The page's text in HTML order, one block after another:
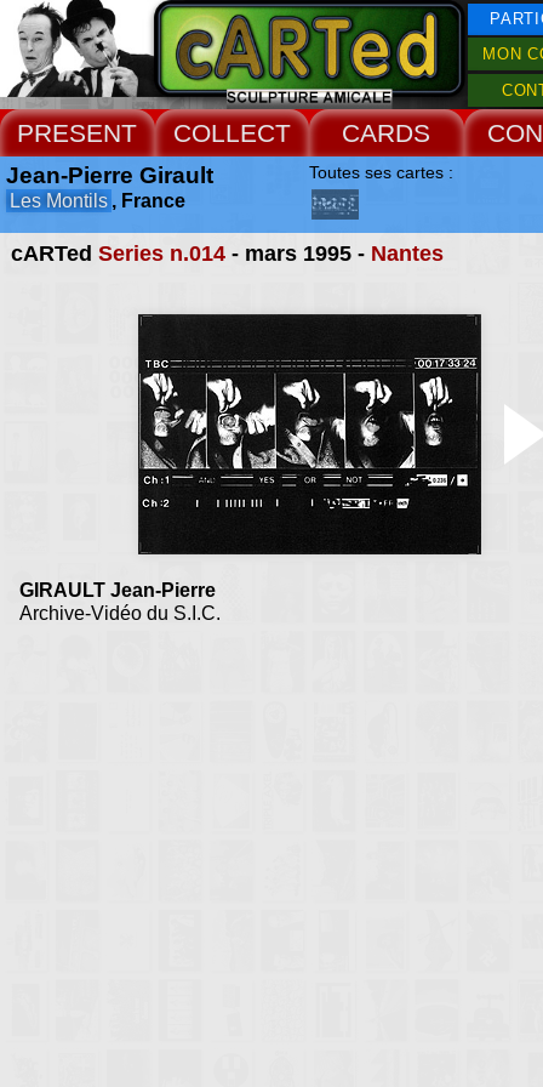
MON
PRESENT COLLECT CARDS
cARTed Series n.014- mars 1995 - Nantes
GIRAULT Jean-Pierre
Archive-Vidéo du S.I.C.
Jean-Pierre Girault
Les Montils , France
Toutes ses cartes :